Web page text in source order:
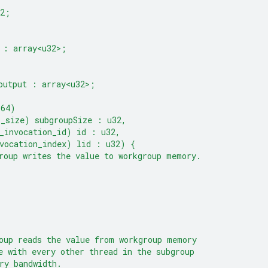
array<u32>;
: array<u32>;
subgroupSize : u32,
id : u32,
lid : u32) {
writes the value to workgroup memory.
reads the value from workgroup memory
with every other thread in the subgroup
bandwidth.